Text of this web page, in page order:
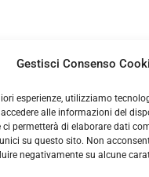
Gestisci Consenso
esperienze, utilizziamo
alle informazioni del
ci permetterà di elaborare dati
su questo sito. Non
negativamente su alcune